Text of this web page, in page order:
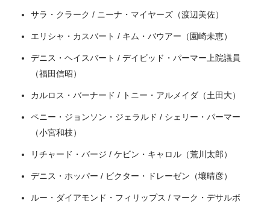
サラ・クラーク / ニーナ・マイヤーズ（渡辺美佐）
エリシャ・カスバート / キム・バウアー（園崎未恵）
デニス・ヘイスバート / デイビッド・パーマー上院議員
（福田信昭）
カルロス・バーナード / トニー・アルメイダ（土田大）
ペニー・ジョンソン・ジェラルド / シェリー・パーマー
（小宮和枝）
リチャード・バージ / ケビン・キャロル（荒川太郎）
デニス・ホッパー / ビクター・ドレーゼン（壤晴彦）
ルー・ダイアモンド・フィリップス / マーク・デサルボ